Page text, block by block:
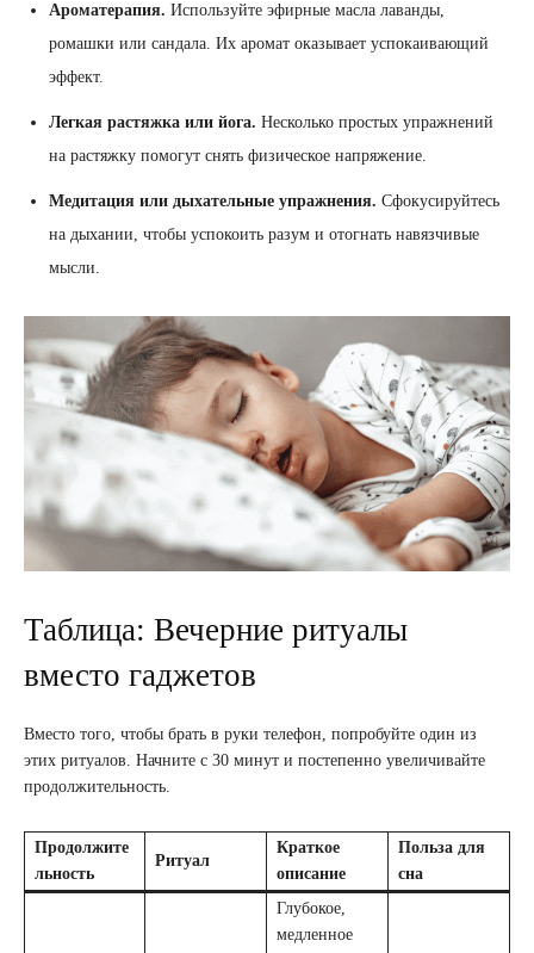
Ароматерапия. Используйте эфирные масла лаванды,
ромашки или сандала. Их аромат оказывает успокаивающий
эффект.
Легкая растяжка или йога. Несколько простых упражнений
на растяжку помогут снять физическое напряжение.
Медитация или дыхательные упражнения. Сфокусируйтесь
на дыхании, чтобы успокоить разум и отогнать навязчивые
мысли.
Таблица: Вечерние ритуалы
вместо гаджетов
Вместо того, чтобы брать в руки телефон, попробуйте один из
этих ритуалов. Начните с 30 минут и постепенно увеличивайте
продолжительность.
Продолжите
льность
Ритуал
Краткое
описание
Польза для
сна
Глубокое,
медленное